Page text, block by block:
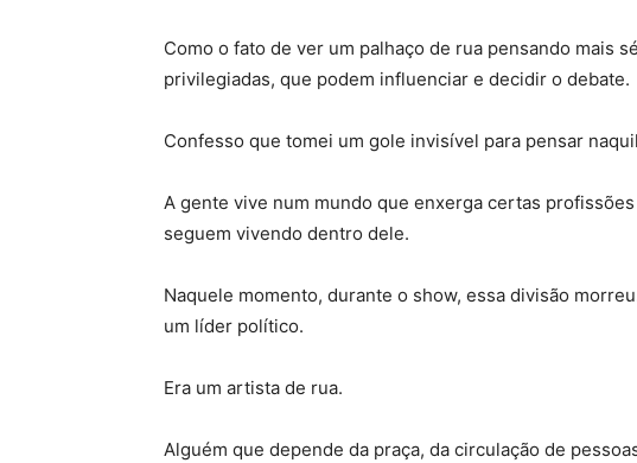
Como o fato de ver um palhaço de rua pensando mais
privilegiadas, que podem influenciar e decidir o debate.
Confesso que tomei um gole invisível para pensar
A gente vive num mundo que enxerga certas
seguem vivendo dentro dele.
Naquele momento, durante o show, essa divisão
um líder político.
Era um artista de rua.
Alguém que depende da praça, da circulação de